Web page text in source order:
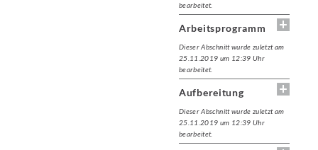
bearbeitet.
Arbeitsprogramm
Dieser Abschnitt wurde zuletzt am
25.11.2019 um 12:39 Uhr
bearbeitet.
Aufbereitung
Dieser Abschnitt wurde zuletzt am
25.11.2019 um 12:39 Uhr
bearbeitet.